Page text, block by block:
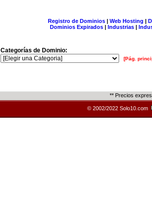
Registro de Dominios| Web Hosting |
Dominios Expirados | Industrias |
Categorías de Dominio:
[Pág.
** Precios
© 2002/2022 Solo10.com